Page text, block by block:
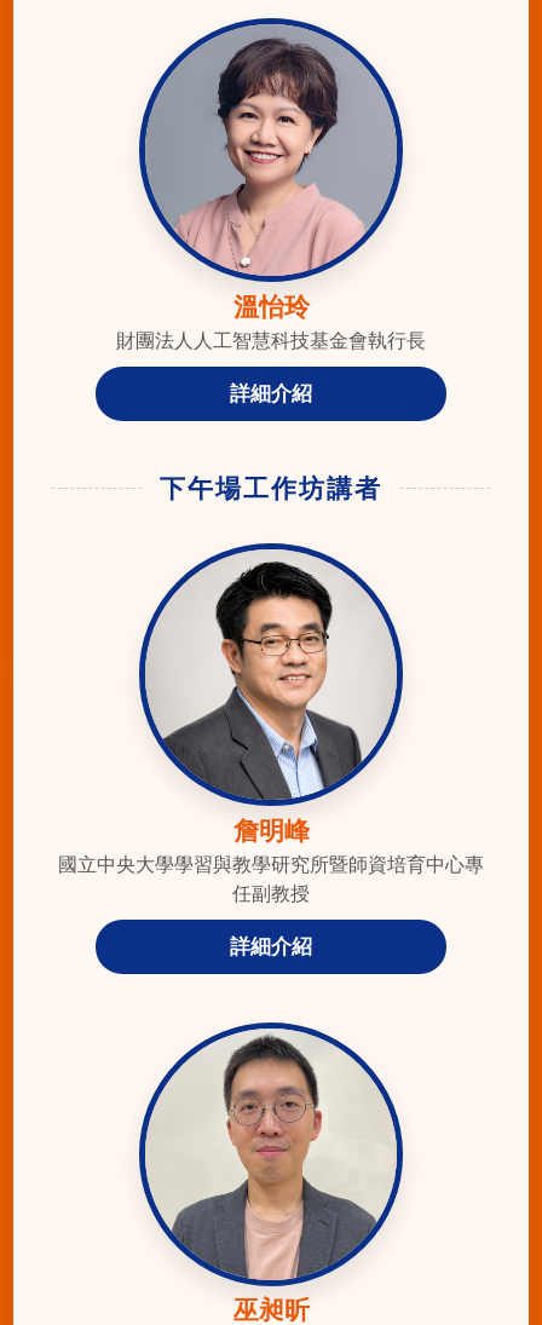
溫怡玲
財團法人人工智慧科技基金會執行長
詳細介紹
下午場工作坊講者
詹明峰
國立中央大學學習與教學研究所暨師資培育中心專
任副教授
詳細介紹
巫昶昕